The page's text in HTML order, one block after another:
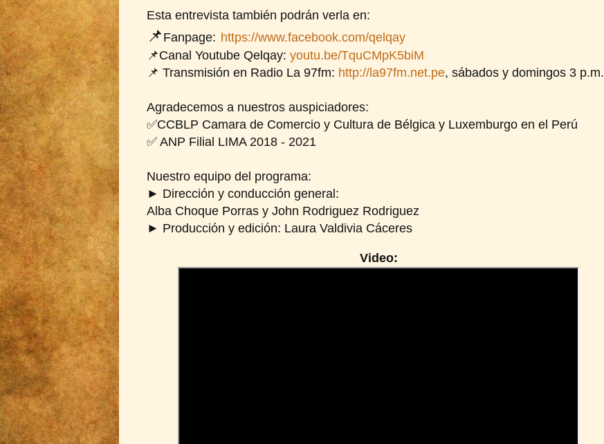
Esta entrevista también podrán verla en:
📌 Fanpage: https://www.facebook.com/qelqay
📌Canal Youtube Qelqay: youtu.be/TquCMpK5biM
📌 Transmisión en Radio La 97fm: http://la97fm.net.pe, sábados y domingos 3 p.m.
Agradecemos a nuestros auspiciadores:
✅CCBLP Camara de Comercio y Cultura de Bélgica y Luxemburgo en el Perú
✅ ANP Filial LIMA 2018 - 2021
Nuestro equipo del programa:
► Dirección y conducción general:
Alba Choque Porras y John Rodriguez Rodriguez
► Producción y edición: Laura Valdivia Cáceres
Video: